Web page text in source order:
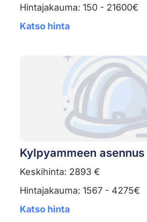
Hintajakauma: 150 - 21600€
Katso hinta
Kylpyammeen asennus
Keskihinta: 2893 €
Hintajakauma: 1567 - 4275€
Katso hinta